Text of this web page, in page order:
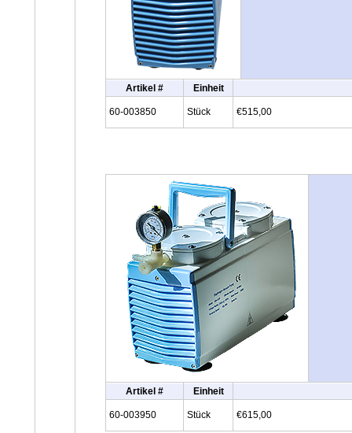
Artikel # Einheit
60-003850 Stück €515,00
Artikel # Einheit
60-003950 Stück €615,00